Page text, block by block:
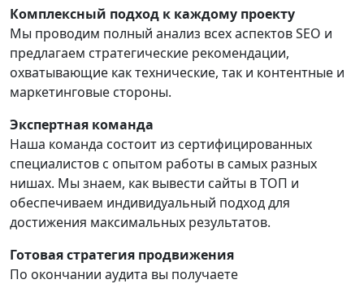
Комплексный подход к каждому проекту
Мы проводим полный анализ всех аспектов SEO и
предлагаем стратегические рекомендации,
охватывающие как технические, так и контентные и
маркетинговые стороны.
Экспертная команда
Наша команда состоит из сертифицированных
специалистов с опытом работы в самых разных
нишах. Мы знаем, как вывести сайты в ТОП и
обеспечиваем индивидуальный подход для
достижения максимальных результатов.
Готовая стратегия продвижения
По окончании аудита вы получаете